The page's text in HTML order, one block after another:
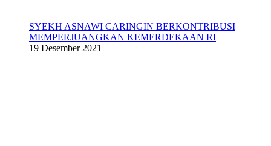
SYEKH ASNAWI CARINGIN BERKONTRIBUSI
MEMPERJUANGKAN KEMERDEKAAN RI
19 Desember 2021